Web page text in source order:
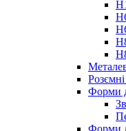
Форми
Форми